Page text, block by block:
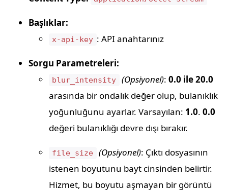
Başlıklar:
x-api-key : API anahtarınız
Sorgu Parametreleri:
blur_intensity (Opsiyonel): 0.0 ile 20.0
arasında bir ondalık değer olup, bulanıklık
yoğunluğunu ayarlar. Varsayılan: 1.0. 0.0
değeri bulanıklığı devre dışı bırakır.
file_size (Opsiyonel): Çıktı dosyasının
istenen boyutunu bayt cinsinden belirtir.
Hizmet, bu boyutu aşmayan bir görüntü